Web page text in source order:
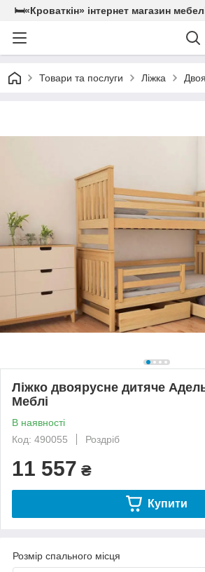
🛏«Кроваткiн» iнтернет магазин
Товари та послуги Ліжка
Ліжко двоярусне дитяче
Меблі
В наявності
Код: 490055
Роздріб
11 557 ₴
Купити
Розмір спального місця